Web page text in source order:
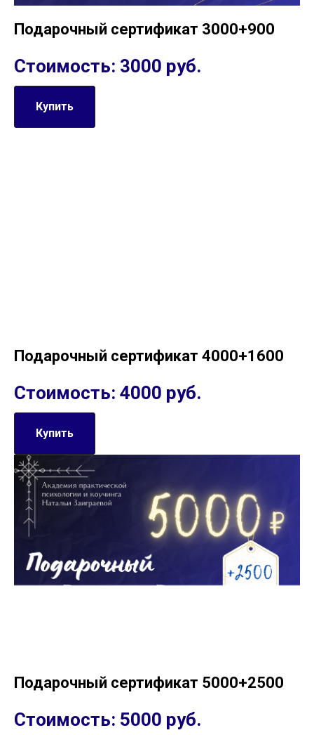
Подарочный сертификат 3000+900
Стоимость: 3000 руб.
Купить
Подарочный сертификат 4000+1600
Стоимость: 4000 руб.
Купить
Подарочный сертификат 5000+2500
Стоимость: 5000 руб.